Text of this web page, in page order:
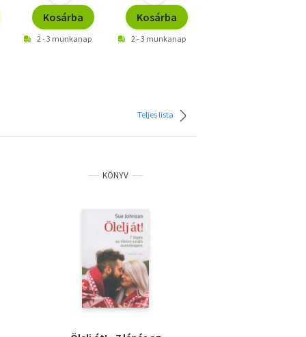
Kosárba
2 - 3 munkanap
Kosárba
2 - 3 munkanap
Teljes lista
KÖNYV